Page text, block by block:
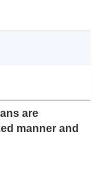
are
manner and